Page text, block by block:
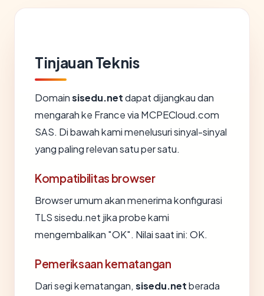
Tinjauan Teknis
Domainsisedu.netdapat dijangkau dan
mengarah ke France via MCPECloud.com
SAS. Di bawah kami menelusuri sinyal-sinyal
yang paling relevan satu per satu.
Kompatibilitas browser
Browser umum akan menerima konfigurasi
TLS sisedu.net jika probe kami
mengembalikan "OK". Nilai saat ini: OK.
Pemeriksaan kematangan
Dari segi kematangan, sisedu.netberada